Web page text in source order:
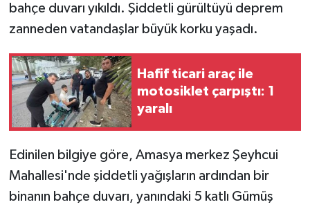
bahçe duvarı yıkıldı. Şiddetli gürültüyü deprem
zanneden vatandaşlar büyük korku yaşadı.
Hafif ticari araç ile
motosiklet çarpıştı: 1
yaralı
Edinilen bilgiye göre, Amasya merkez Şeyhcui
Mahallesi'nde şiddetli yağışların ardından bir
binanın bahçe duvarı, yanındaki 5 katlı Gümüş